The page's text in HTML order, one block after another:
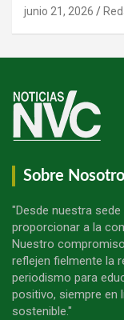
junio 21, 2026
Sobre
"Desde nuestra
proporcionar a la
Nuestro
reflejen fielmente la
periodismo para
positivo, siempre en
sostenible."